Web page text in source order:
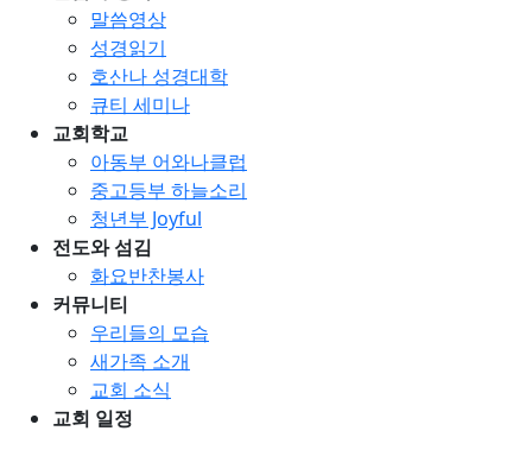
말씀영상
성경읽기
호산나 성경대학
큐티 세미나
교회학교
아동부 어와나클럽
중고등부 하늘소리
청년부 Joyful
전도와 섬김
화요반찬봉사
커뮤니티
우리들의 모습
새가족 소개
교회 소식
교회 일정